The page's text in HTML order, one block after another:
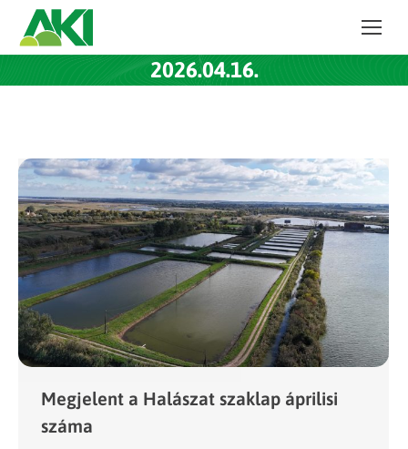
2026.04.16.
Megjelent a Halászat szaklap áprilisi
száma